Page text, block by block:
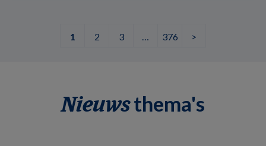
1 2 3 … 376 >
Nieuwsthema's